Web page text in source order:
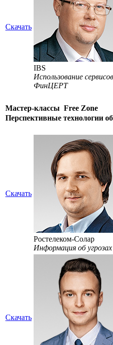
Скачать
IBS
Использование
ФинЦЕРТ
Мастер-классы Free Zone
Перспективные технологии
Скачать
Ростелеком-Солар
Информация об
Скачать